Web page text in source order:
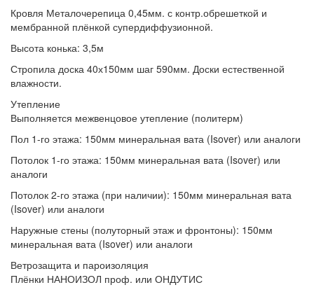
Кровля Металочерепица 0,45мм. с контр.обрешеткой и
мембранной плёнкой супердиффузионной.
Высота конька: 3,5м
Стропила доска 40х150мм шаг 590мм. Доски естественной
влажности.
Утепление
Выполняется межвенцовое утепление (политерм)
Пол 1-го этажа: 150мм минеральная вата (Isover) или аналоги
Потолок 1-го этажа: 150мм минеральная вата (Isover) или
аналоги
Потолок 2-го этажа (при наличии): 150мм минеральная вата
(Isover) или аналоги
Наружные стены (полуторный этаж и фронтоны): 150мм
минеральная вата (Isover) или аналоги
Ветрозащита и пароизоляция
Плёнки НАНОИЗОЛ проф. или ОНДУТИС